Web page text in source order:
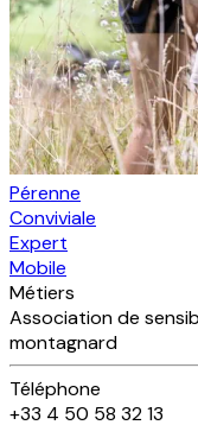
Pérenne
Conviviale
Expert
Mobile
Métiers
Association de
montagnard
Téléphone
+33 4 50 58 32 13